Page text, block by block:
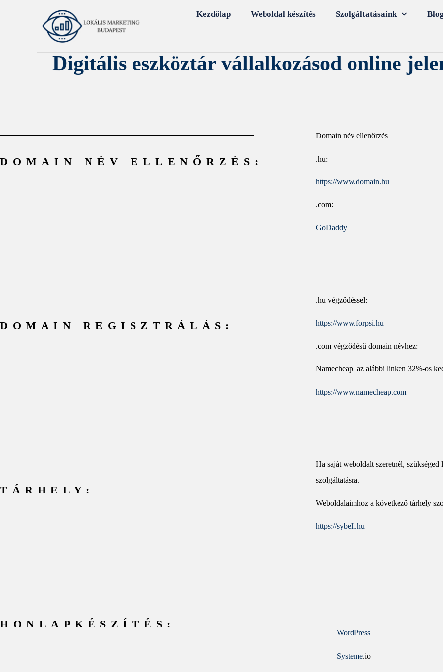
Kezdőlap Weboldal készítés Szolgáltatásaink Blog
Digitális eszköztár vállalkozásod online
DOMAIN NÉV ELLENŐRZÉS:
Domain név ellenőrzés
.hu:
https://www.domain.hu
.com:
GoDaddy
DOMAIN REGISZTRÁLÁS:
.hu végződéssel:
https://www.forpsi.hu
.com végződésű domain névhez:
Namecheap, az alábbi linken 32%-os
https://www.namecheap.com
TÁRHELY:
Ha saját weboldalt szeretnél, szükséged
szolgáltatásra.
Weboldalaimhoz a következő tárhely
https://sybell.hu
HONLAPKÉSZÍTÉS:
WordPress
Systeme.io